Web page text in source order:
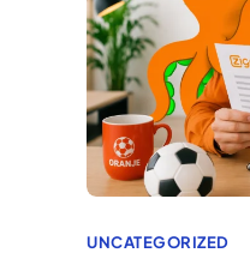
UNCATEGORIZED